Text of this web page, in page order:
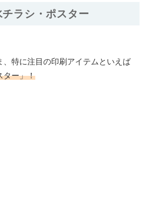
チラシ・ポスター
、特に注目の印刷アイテムといえば
ター」！